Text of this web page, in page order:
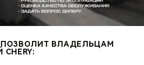
ВЛАДЕЛЬЦАМ